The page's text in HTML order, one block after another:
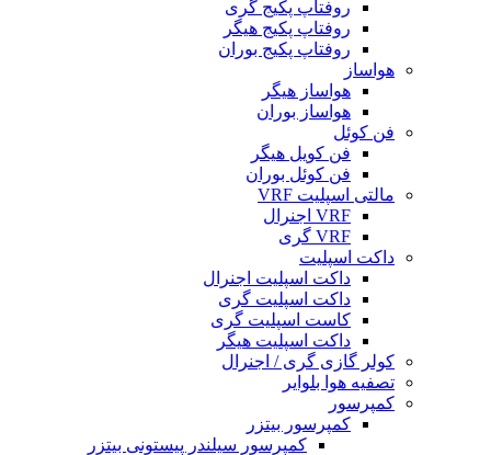
روفتاپ پکیج گری
روفتاپ پکیج هیگر
روفتاپ پکیج بوران
هواساز
هواساز هیگر
هواساز بوران
فن کوئل
فن کویل هیگر
فن کوئل بوران
مالتی اسپلیت VRF
VRF اجنرال
VRF گری
داکت اسپلیت
داکت اسپلیت اجنرال
داکت اسپلیت گری
کاست اسپلیت گری
داکت اسپلیت هیگر
کولر گازی گری / اجنرال
تصفیه هوا بلوایر
کمپرسور
کمپرسور بیتزر
کمپرسور سیلندر پیستونی بیتزر